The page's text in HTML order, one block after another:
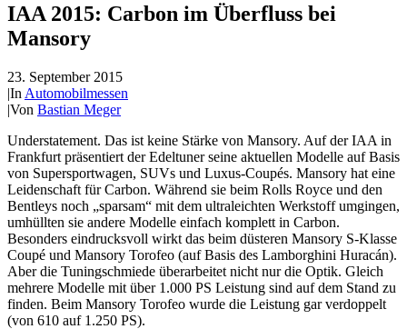
IAA 2015: Carbon im Überfluss bei
Mansory
23. September 2015
|In Automobilmessen
|Von Bastian Meger
Understatement. Das ist keine Stärke von Mansory. Auf der IAA in
Frankfurt präsentiert der Edeltuner seine aktuellen Modelle auf Basis
von Supersportwagen, SUVs und Luxus-Coupés. Mansory hat eine
Leidenschaft für Carbon. Während sie beim Rolls Royce und den
Bentleys noch „sparsam“ mit dem ultraleichten Werkstoff umgingen,
umhüllten sie andere Modelle einfach komplett in Carbon.
Besonders eindrucksvoll wirkt das beim düsteren Mansory S-Klasse
Coupé und Mansory Torofeo (auf Basis des Lamborghini Huracán).
Aber die Tuningschmiede überarbeitet nicht nur die Optik. Gleich
mehrere Modelle mit über 1.000 PS Leistung sind auf dem Stand zu
finden. Beim Mansory Torofeo wurde die Leistung gar verdoppelt
(von 610 auf 1.250 PS).